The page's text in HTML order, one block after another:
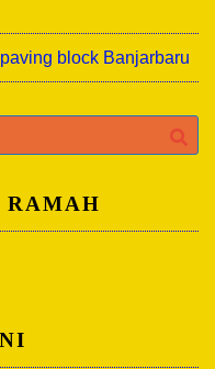
block Banjarbaru
RAMAH